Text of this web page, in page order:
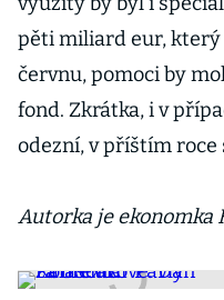
pěti miliard eur, který
červnu, pomoci by
fond. Zkrátka, i v
odezní, v příštím roce
Autorka je ekonomka